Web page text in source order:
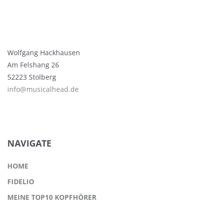
Wolfgang Hackhausen
Am Felshang 26
52223 Stolberg
info@musicalhead.de
NAVIGATE
HOME
FIDELIO
MEINE TOP10 KOPFHÖRER